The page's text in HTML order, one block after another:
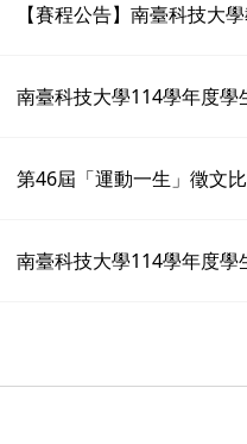
【賽程公告】南臺科技大
南臺科技大學114學年度學
第46屆「運動一生」徵文
南臺科技大學114學年度